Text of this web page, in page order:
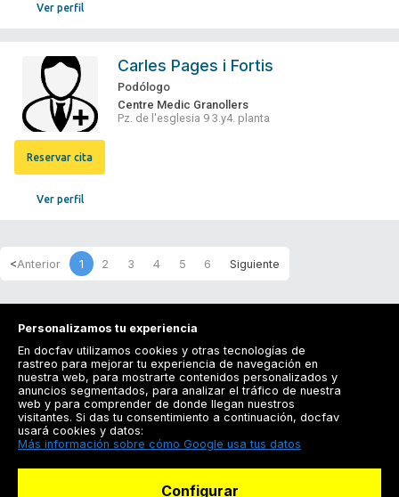
Ver perfil
Ver perfil
Reservar cita
Carles Pages i Fortis
Podólogo
Centre Medic Granollers
Pz. de l'esglesia 9 3.y4. planta
1 2 3 4 5 6
Registrarse
Docfav
Personalizamos tu experiencia
En docfav utilizamos cookies y otras tecnologías de
rastreo para mejorar tu experiencia de navegación en
nuestra web, para mostrarte contenidos personalizados y
anuncios segmentados, para analizar el tráfico de nuestra
web y para comprender de donde llegan nuestros
visitantes. Si das tu consentimiento a continuación, docfav
usará cookies y datos:
Más información sobre cómo Google usa tus datos
Configurar